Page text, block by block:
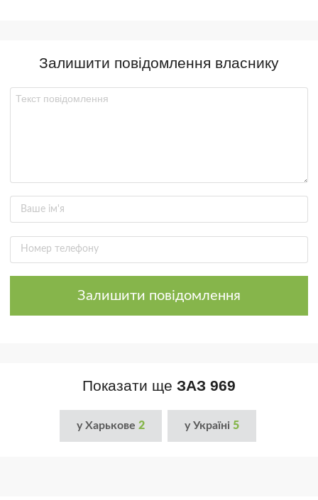
Залишити повідомлення власнику
Залишити повідомлення
Показати ще ЗАЗ 969
у Харькове 2 у Україні 5